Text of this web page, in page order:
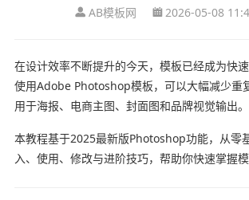
AB模板网 2026-05-08
在设计效率不断提升的今天，模板已经成为快速
使用Adobe Photoshop模板，可以大幅减少重
用于海报、电商主图、封面图和品牌视觉输出。
本教程基于2025最新版Photoshop功能，从零
入、使用、修改与进阶技巧，帮助你快速掌握模